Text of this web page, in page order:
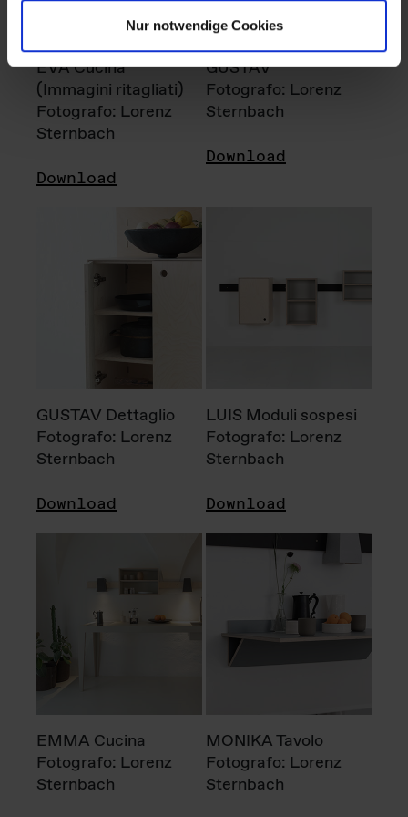
Nur notwendige Cookies
EVA Cucina
(Immagini ritagliati)
Fotografo: Lorenz
Sternbach
Download
GUSTAV
Fotografo: Lorenz
Sternbach
Download
GUSTAV Dettaglio
Fotografo: Lorenz
Sternbach
Download
LUIS Moduli sospesi
Fotografo: Lorenz
Sternbach
Download
EMMA Cucina
Fotografo: Lorenz
Sternbach
MONIKA Tavolo
Fotografo: Lorenz
Sternbach